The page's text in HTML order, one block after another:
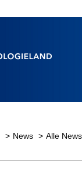
News Alle News